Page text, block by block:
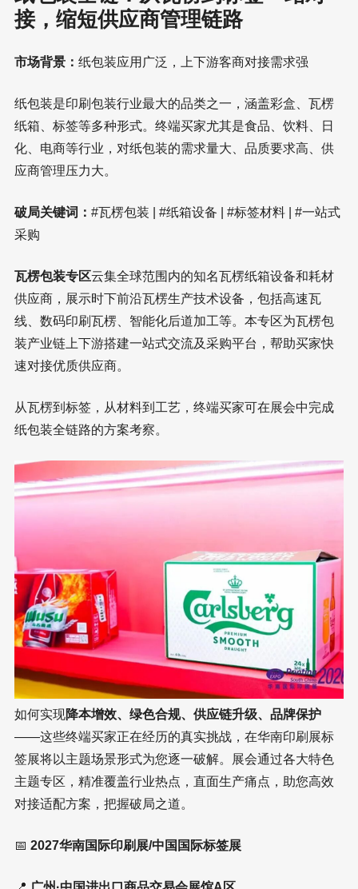
接，缩短供应商管理链路
市场背景： 纸包装应用广泛，上下游客商对接需求强
纸包装是印刷包装行业最大的品类之一，涵盖彩盒、瓦楞
纸箱、标签等多种形式。终端买家尤其是食品、饮料、日
化、电商等行业，对纸包装的需求量大、品质要求高、供
应商管理压力大。
破局关键词： #瓦楞包装 | #纸箱设备 | #标签材料 | #一站式
采购
瓦楞包装专区云集全球范围内的知名瓦楞纸箱设备和耗材
供应商，展示时下前沿瓦楞生产技术设备，包括高速瓦
线、数码印刷瓦楞、智能化后道加工等。本专区为瓦楞包
装产业链上下游搭建一站式交流及采购平台，帮助买家快
速对接优质供应商。
从瓦楞到标签，从材料到工艺，终端买家可在展会中完成
纸包装全链路的方案考察。
如何实现降本增效、绿色合规、供应链升级、品牌保护
——这些终端买家正在经历的真实挑战，在华南印刷展标
签展将以主题场景形式为您逐一破解。展会通过各大特色
主题专区，精准覆盖行业热点，直面生产痛点，助您高效
对接适配方案，把握破局之道。
📅 2027华南国际印刷展/中国国际标签展